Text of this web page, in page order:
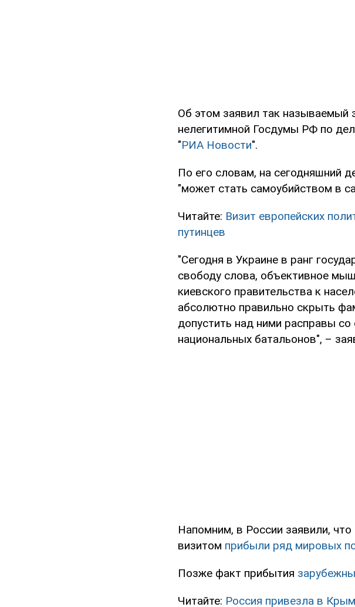
Об этом заявил так называемый
нелегитимной Госдумы РФ по
"РИА Новости".
По его словам, на сегодняшний
"может стать самоубийством в
Читайте: Визит европейских
путинцев
"Сегодня в Украине в ранг
свободу слова, объективное
киевского правительства к
абсолютно правильно скрыть
допустить над ними расправы
национальных батальонов", –
Напомним, в России заявили,
визитом прибыли ряд мировых
Позже факт прибытия
Читайте: Россия привезла в